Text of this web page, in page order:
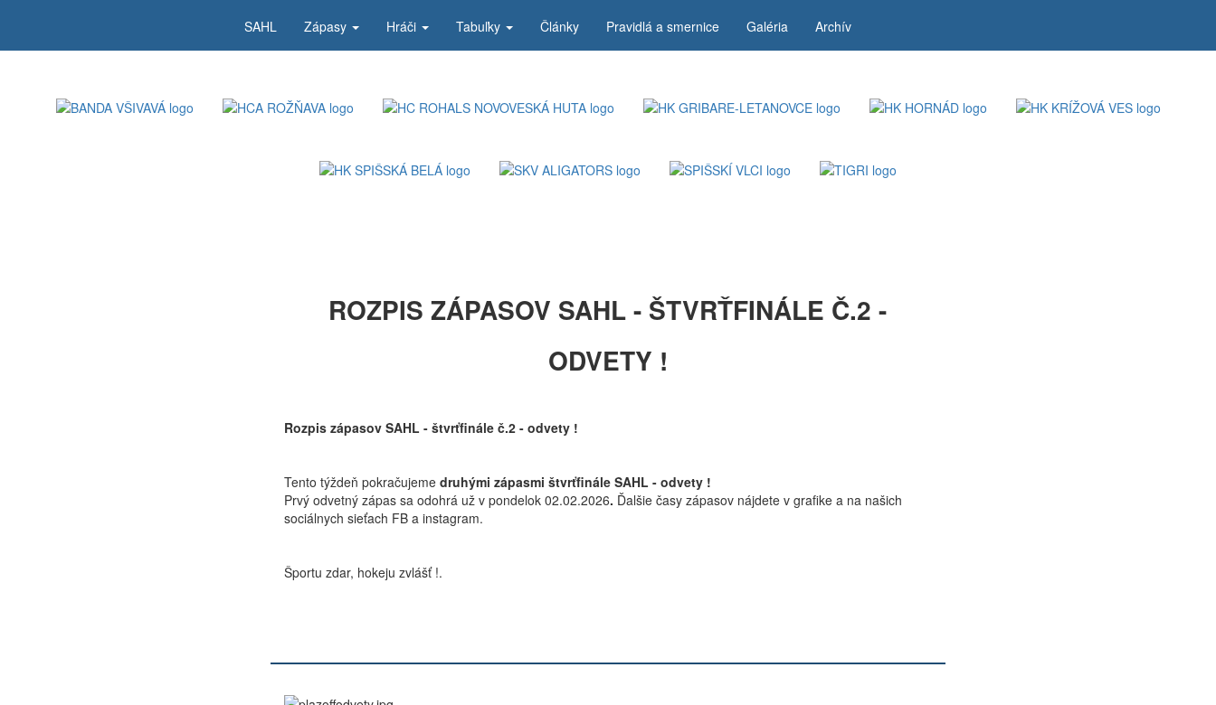
SAHL Zápasy Hráči Tabuľky Články Pravidlá a smernice Galéria Archív
ROZPIS ZÁPASOV SAHL - ŠTVRŤFINÁLE Č.2 -
ODVETY !
Rozpis zápasov SAHL - štvrťfinále č.2 - odvety !
Tento týždeň pokračujeme druhými zápasmi štvrťfinále SAHL - odvety !
Prvý odvetný zápas sa odohrá už v pondelok 02.02.2026. Ďalšie časy zápasov nájdete v grafike a na našich
sociálnych sieťach FB a instagram.
Športu zdar, hokeju zvlášť !.